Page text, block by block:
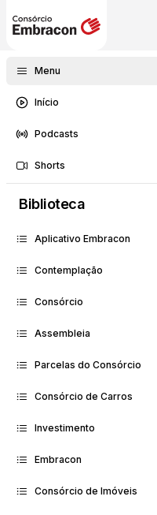
Menu
Início
Podcasts
Shorts
Biblioteca
Aplicativo Embracon
Contemplação
Consórcio
Assembleia
Parcelas do Consórcio
Consórcio de Carros
Investimento
Embracon
Consórcio de Imóveis